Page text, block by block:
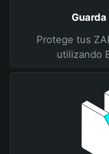
Protege tus
utilizando